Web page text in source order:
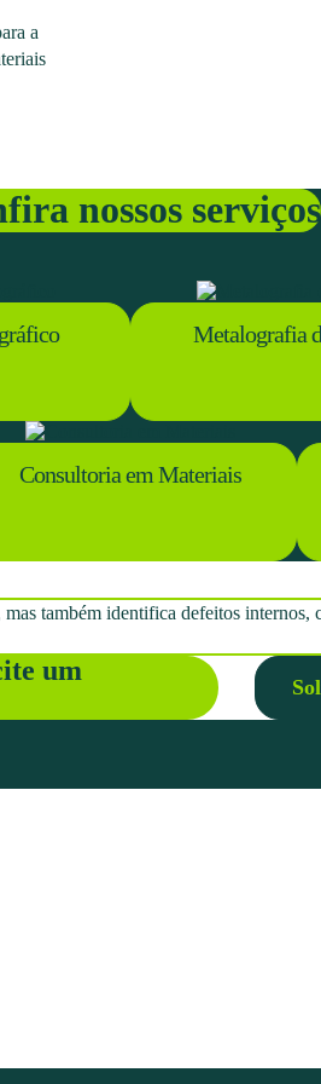
a
nossos serviços
Metalografia
Consultoria em Materiais
também identifica defeitos
um